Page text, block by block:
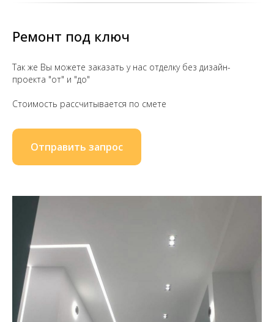
Ремонт под ключ
Так же Вы можете заказать у нас отделку без дизайн-
проекта "от" и "до"
Стоимость рассчитывается по смете
Отправить запрос